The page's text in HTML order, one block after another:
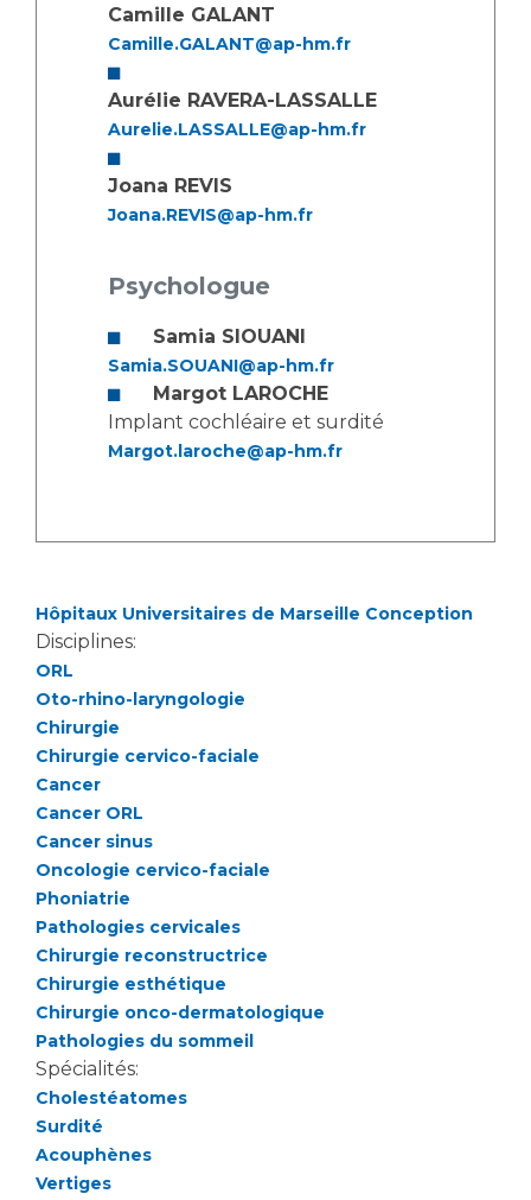
Camille GALANT
Camille.GALANT@ap-hm.fr
Aurélie RAVERA-LASSALLE
Aurelie.LASSALLE@ap-hm.fr
Joana REVIS
Joana.REVIS@ap-hm.fr
Psychologue
Samia SIOUANI
Samia.SOUANI@ap-hm.fr
Margot LAROCHE
Implant cochléaire et surdité
Margot.laroche@ap-hm.fr
Hôpitaux Universitaires de Marseille Conception
Disciplines:
ORL
Oto-rhino-laryngologie
Chirurgie
Chirurgie cervico-faciale
Cancer
Cancer ORL
Cancer sinus
Oncologie cervico-faciale
Phoniatrie
Pathologies cervicales
Chirurgie reconstructrice
Chirurgie esthétique
Chirurgie onco-dermatologique
Pathologies du sommeil
Spécialités:
Cholestéatomes
Surdité
Acouphènes
Vertiges